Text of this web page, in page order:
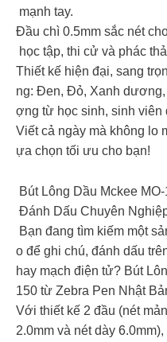
mạnh tay.
Đầu chì 0.5mm sắc nét
học tập, thi cử và phác
Thiết kế hiện đại, sang
ng: Đen, Đỏ, Xanh
ợng từ học sinh, sinh viên
Viết cả ngày mà không lo
ựa chọn tối ưu cho bạn!
Bút Lông Dầu Mckee
Đánh Dấu Chuyên
Bạn đang tìm kiếm một
o để ghi chú, đánh dấu
hay mạch điện tử? Bút
150 từ Zebra Pen Nhật
Với thiết kế 2 đầu (nét
2.0mm và nét dày